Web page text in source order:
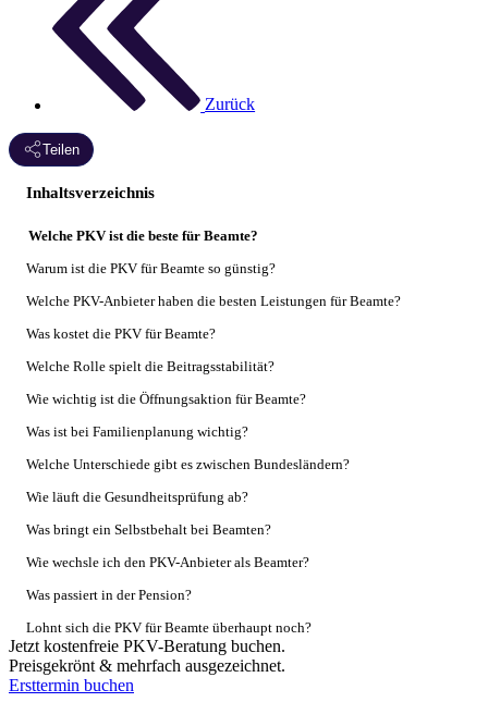
Zurück
Teilen
Inhaltsverzeichnis
Welche PKV ist die beste für Beamte?
Warum ist die PKV für Beamte so günstig?
Welche PKV-Anbieter haben die besten Leistungen für Beamte?
Was kostet die PKV für Beamte?
Welche Rolle spielt die Beitragsstabilität?
Wie wichtig ist die Öffnungsaktion für Beamte?
Was ist bei Familienplanung wichtig?
Welche Unterschiede gibt es zwischen Bundesländern?
Wie läuft die Gesundheitsprüfung ab?
Was bringt ein Selbstbehalt bei Beamten?
Wie wechsle ich den PKV-Anbieter als Beamter?
Was passiert in der Pension?
Lohnt sich die PKV für Beamte überhaupt noch?
Wie finde ich die beste PKV für meine Situation?
Welche Fehler machen Beamte bei der PKV-Wahl?
Jetzt kostenfreie PKV-Beratung buchen.
Preisgekrönt & mehrfach ausgezeichnet.
Ersttermin buchen